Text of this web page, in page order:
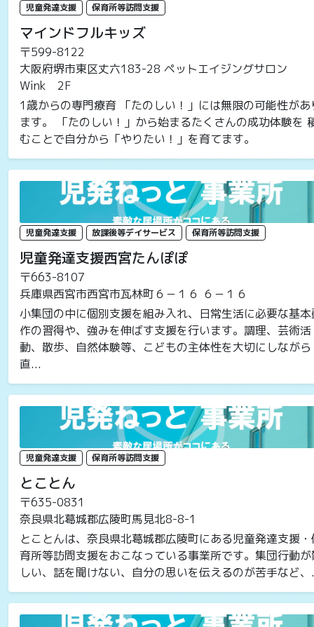
児童発達支援 保育所等訪問支援
マインドフルキッズ
〒599-8122
大阪府堺市東区丈六183-28 ペットエイジングサロン
Wink 2F
1歳からの専門療育 「たのしい！」には無限の可能性があ
ます。 「たのしい！」から始まるたくさんの成功体験を
むことで自分から「やりたい！」を育てます。
児童発達支援 放課後等デイサービス 保育所等訪問支援
児童発達支援西宮たんぽぽ
〒663-8107
兵庫県西宮市西宮市瓦林町６－１６ ６－１６
小集団の中に個別支援を組み入れ、日常生活に必要な基本
作の習得や、強みを伸ばす支援を行います。調理、芸術活
動、散歩、自然体験等、こどもの主体性を大切にしながら
直...
児童発達支援 保育所等訪問支援
とことん
〒635-0831
奈良県北葛城郡広陵町馬見北8-8-1
とことんは、奈良県北葛城郡広陵町にある児童発達支援・
育所等訪問支援をおこなっている事業所です。集団行動が
しい、話を聞けない、自分の思いを伝えるのが苦手など